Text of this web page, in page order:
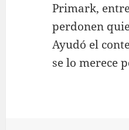
Primark,
perdonen
Ayudó el
se lo merece